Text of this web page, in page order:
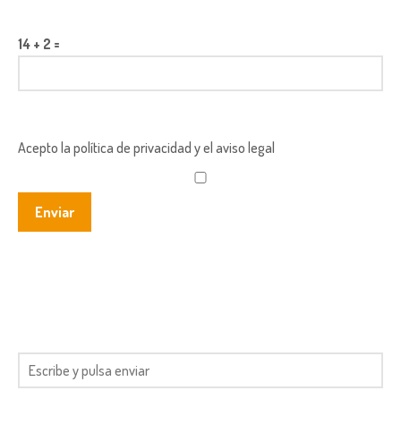
14 + 2 =
Acepto la política de privacidad y el aviso legal